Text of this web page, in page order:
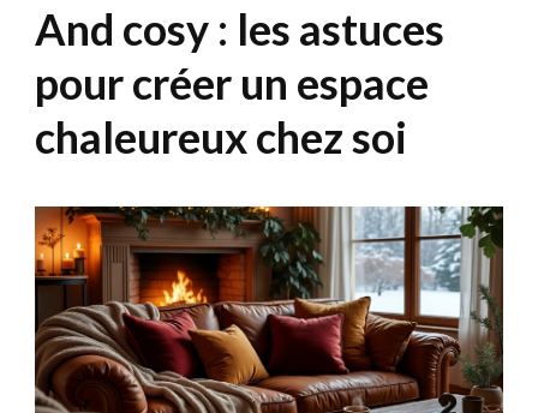
And cosy : les astuces
pour créer un espace
chaleureux chez soi